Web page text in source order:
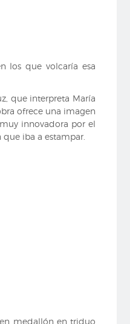
los que volcaría esa
que interpreta María
ofrece una imagen
innovadora por el
iba a estampar.
medallón en triduo